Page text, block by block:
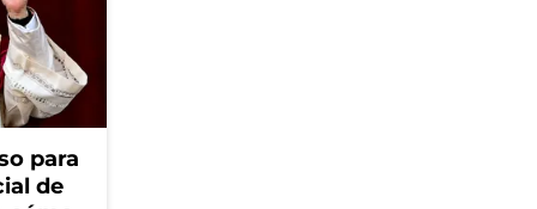
para
de